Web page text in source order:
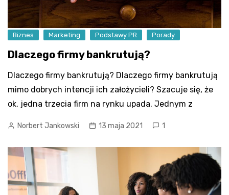
Biznes Marketing Podstawy PR Porady
Dlaczego firmy bankrutują?
Dlaczego firmy bankrutują? Dlaczego firmy bankrutują
mimo dobrych intencji ich założycieli? Szacuje się, że
ok. jedna trzecia firm na rynku upada. Jednym z
Norbert Jankowski 13 maja 2021 1